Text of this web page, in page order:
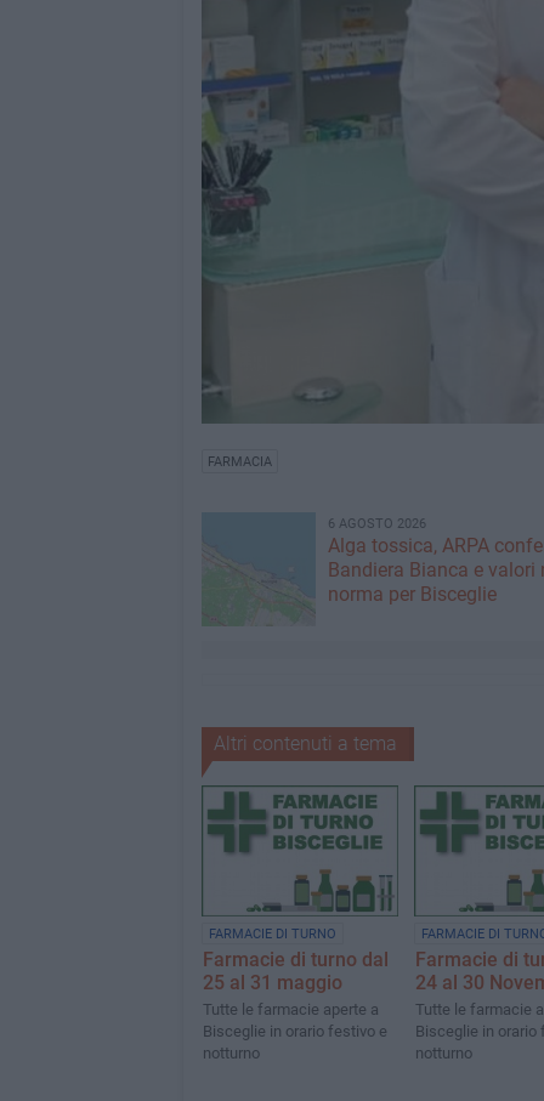
FARMACIA
6 AGOSTO 2026
Alga tossica, ARPA
Bandiera Bianca e valori
norma per Bisceglie
Altri contenuti a tema
FARMACIE DI TURNO
Farmacie di turno dal
25 al 31 maggio
Tutte le farmacie aperte a
Bisceglie in orario festivo e
notturno
FARMACIE DI
Farmacie di
24 al 30
Tutte le farmacie
Bisceglie in orario
notturno